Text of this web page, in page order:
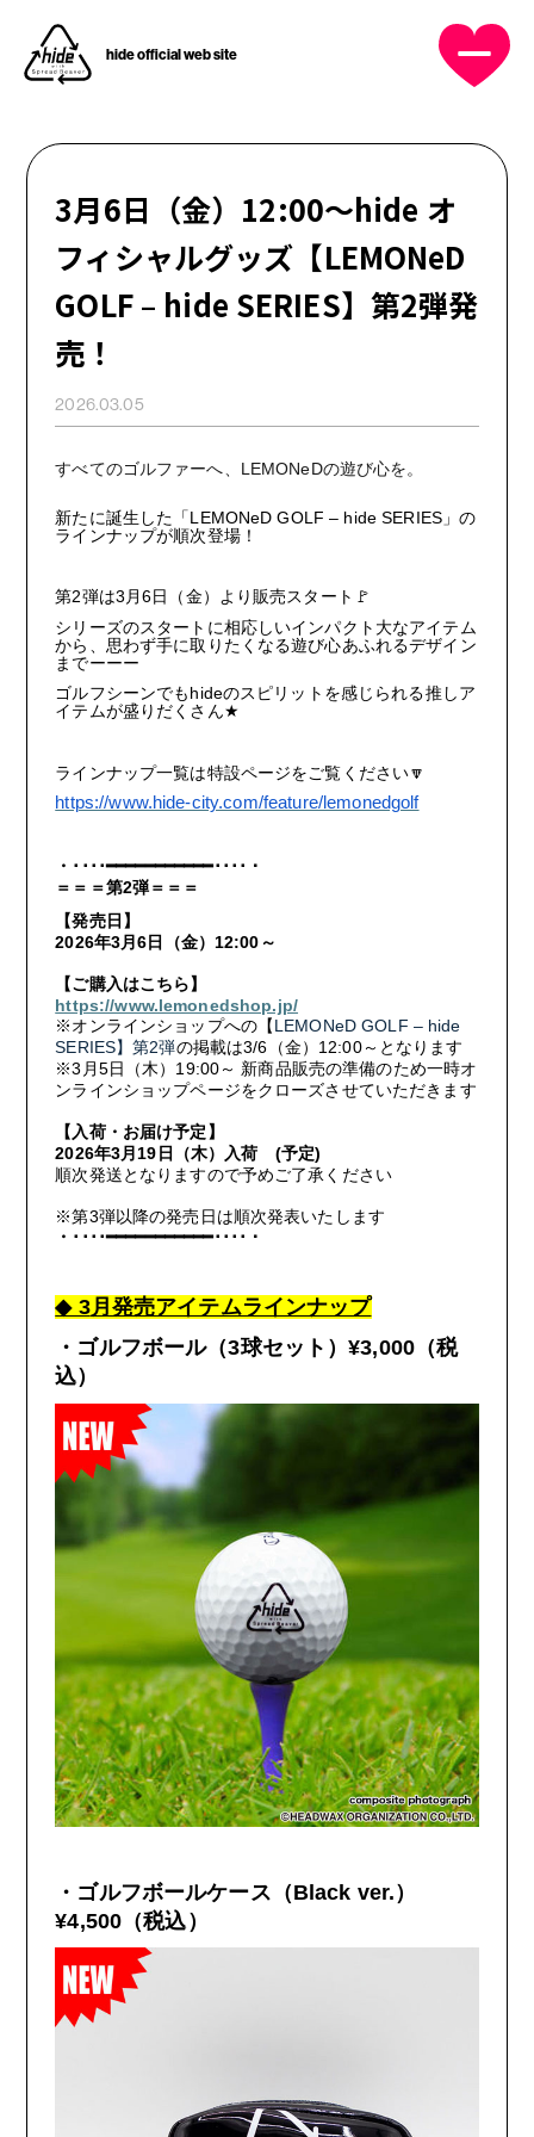
hide official web site
HOME
NEWS
PROFILE
DISCOGRAPHY
MUSIC VIDEO
GOODS
FANCLUB MENU
JOIN LOGIN
FC NEWS
OTHER TAKES
FC MOVIE
STAFF BLOG
WALLPAPER
ARCHIVE
3月6日（金）12:00〜hide オ
フィシャルグッズ【LEMONeD
GOLF – hide SERIES】第2弾発
売！
2026.03.05
すべてのゴルファーへ、 LEMONeDの遊び心を。
新たに誕生した「LEMONeD GOLF – hide SERIES 」の
ラインナップが順次登場！
第2弾は3 月6日（金）より販売スタート 🚩
シリーズのスタートに相応しいインパクト大なアイテム
から、思わず手に取りたくなる遊び心あふれるデザイン
までーーー
ゴルフシーンでもhideのスピリットを感じられる推しア
イテムが盛りだくさん★
ラインナップ一覧は特設ページをご覧ください🔽
https://www.hide-city.com/feature/lemonedgolf
・････━━━━━━━━━━━････・
＝＝＝第2弾＝＝＝
【発売日】
2026年3月6日（金） 12:00 ～
【ご購入はこちら】
https://www.lemonedshop.jp/
※オンラインショップへの【LEMONeD GOLF – hide
SERIES】第2弾の掲載は3/6 （金） 12:00～となります
※3 月5日（木） 19:00～ 新商品販売の準備のため一時オ
ンラインショップページをクローズさせていただきます
【入荷・お届け予定】
2026年3月19 日（木）入荷 (予定)
順次発送となりますので予めご了承ください
※第3弾以降の発売日は順次発表いたします
・････━━━━━━━━━━━････・
◆ 3月発売アイテムラインナップ
・ゴルフボール（3球セット）¥3,000 （税
込）
・ゴルフボールケース（Black ver.）
¥4,500 （税込）